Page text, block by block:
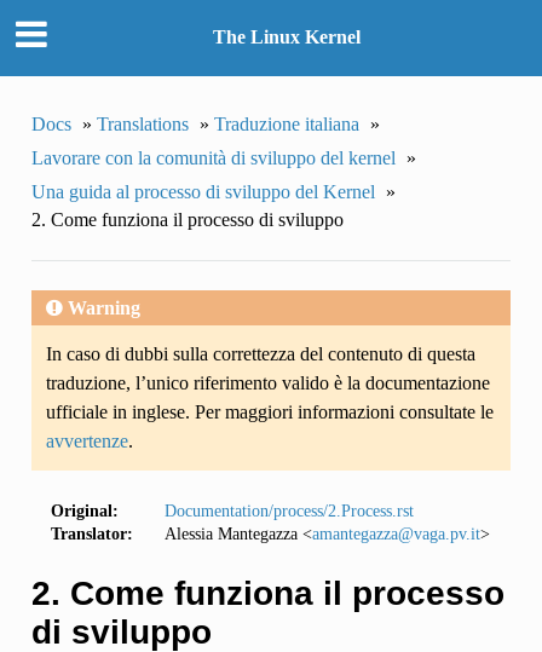
The Linux Kernel
Docs » Translations » Traduzione italiana
»
Lavorare con la comunità di sviluppo del kernel
»
Una guida al processo di sviluppo del Kernel
»
2. Come funziona il processo di sviluppo
Warning
In caso di dubbi sulla correttezza del contenuto di questa
traduzione, l’unico riferimento valido è la documentazione
ufficiale in inglese. Per maggiori informazioni consultate le
avvertenze.
Original:
Documentation/process/2.Process.rst
Translator:
Alessia Mantegazza <amantegazza@vaga. pv.it>
2. Come funziona il processo
di sviluppo